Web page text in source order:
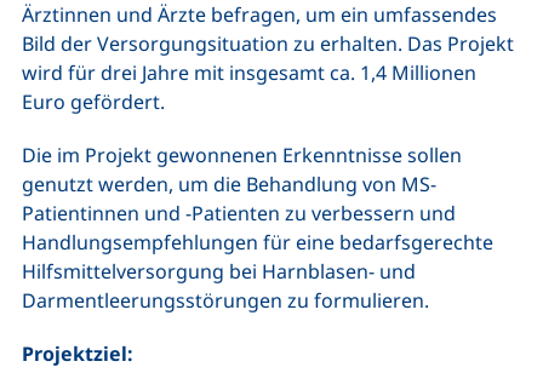
Ärztinnen und Ärzte befragen, um ein umfassendes
Bild der Versorgungsituation zu erhalten. Das Projekt
wird für drei Jahre mit insgesamt ca. 1,4 Millionen
Euro gefördert.
Die im Projekt gewonnenen Erkenntnisse sollen
genutzt werden, um die Behandlung von MS-
Patientinnen und -Patienten zu verbessern und
Handlungsempfehlungen für eine bedarfsgerechte
Hilfsmittelversorgung bei Harnblasen- und
Darmentleerungsstörungen zu formulieren.
Projektziel: